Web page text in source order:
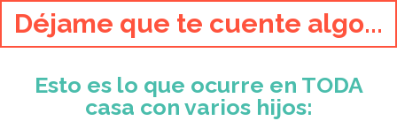
Déjame que te cuente algo...
Esto es lo que ocurre en TODA
casa con varios hijos: